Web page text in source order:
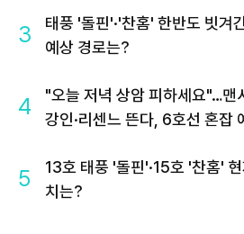
3
태풍 '돌핀'·'찬홈' 한반도 빗겨
예상 경로는?
4
"오늘 저녁 상암 피하세요"…맨
강인·리센느 뜬다, 6호선 혼잡
5
13호 태풍 '돌핀'·15호 '찬홈'
치는?